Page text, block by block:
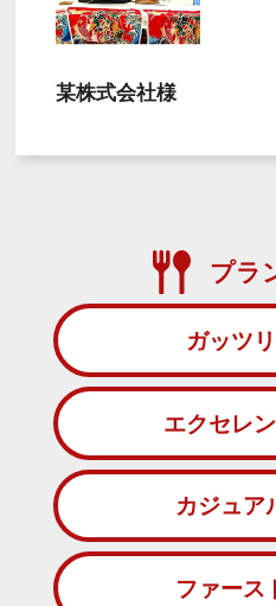
某株式会社様
プラ
ガッツ
エクセレ
カジュア
ファース